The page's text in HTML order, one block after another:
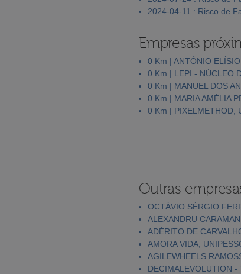
2024-04-11 : Risco de
Empresas
0 Km | ANTÓNIO
0 Km | LEPI - NÚCLEO
0 Km | MANUEL DOS
0 Km | MARIA AMÉLIA
0 Km | PIXELMETHOD,
Outras
OCTÁVIO SÉRGIO
ALEXANDRU
ADÉRITO DE
AMORA VIDA,
AGILEWHEELS
DECIMALEVOLUTION